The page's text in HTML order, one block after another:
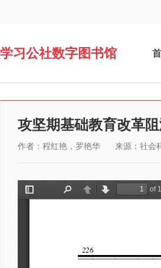
学习公社数字图书馆
攻坚期基础教育改革
作者：程红艳，罗艳华 来源：社会